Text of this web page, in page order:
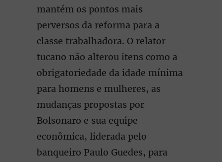
mantém os pontos mais
perversos da reforma para a
classe trabalhadora. O relator
tucano não alterou itens como a
obrigatoriedade da idade mínima
para homens e mulheres, as
mudanças propostas por
Bolsonaro e sua equipe
econômica, liderada pelo
banqueiro Paulo Guedes, para